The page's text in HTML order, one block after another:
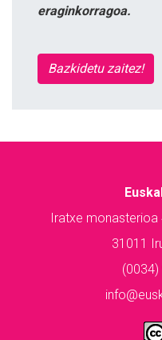
eraginkorragoa.
Bazkidetu zaitez!
Iratxe monasterioa
31011
(0034)